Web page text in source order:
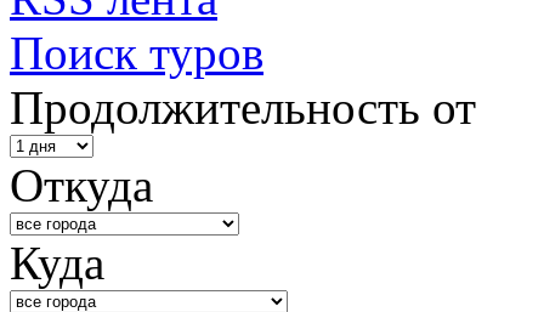
Поиск туров
Продолжительность от
Откуда
Куда